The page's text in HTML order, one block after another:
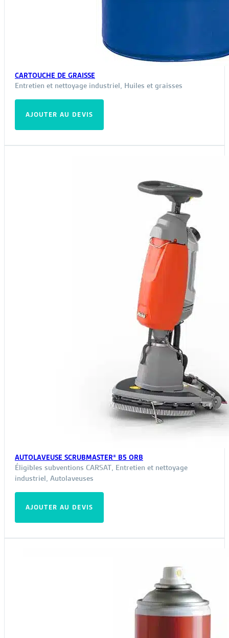
CARTOUCHE DE GRAISSE
Entretien et nettoyage industriel, Huiles et graisses
AJOUTER AU DEVIS
AUTOLAVEUSE SCRUBMASTER® B5 ORB
Éligibles subventions CARSAT, Entretien et nettoyage
industriel, Autolaveuses
AJOUTER AU DEVIS